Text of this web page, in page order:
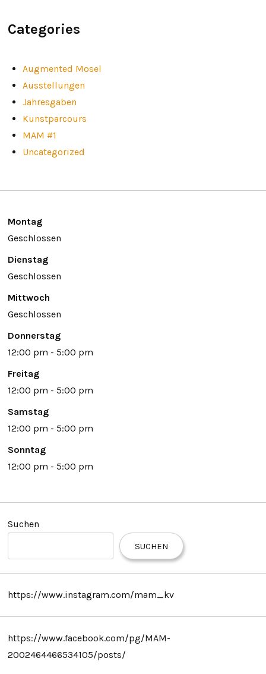
Categories
Augmented Mosel
Ausstellungen
Jahresgaben
Kunstparcours
MAM #1
Uncategorized
Montag
Geschlossen
Dienstag
Geschlossen
Mittwoch
Geschlossen
Donnerstag
12:00 pm - 5:00 pm
Freitag
12:00 pm - 5:00 pm
Samstag
12:00 pm - 5:00 pm
Sonntag
12:00 pm - 5:00 pm
Suchen
SUCHEN
https://www.instagram.com/mam_kv
https://www.facebook.com/pg/MAM-
2002464466534105/posts/